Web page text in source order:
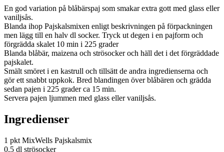
En god variation på blåbärspaj som smakar extra gott med glass eller
vaniljsås.
Blanda ihop Pajskalsmixen enligt beskrivningen på förpackningen
men lägg till en halv dl socker. Tryck ut degen i en pajform och
förgrädda skalet 10 min i 225 grader
Blanda blåbär, maizena och strösocker och häll det i det förgräddade
pajskalet.
Smält smöret i en kastrull och tillsätt de andra ingredienserna och
gör ett snabbt uppkok. Bred blandingen över blåbären och grädda
sedan pajen i 225 grader ca 15 min.
Servera pajen ljummen med glass eller vaniljsås.
Ingredienser
1 pkt MixWells Pajskalsmix
0,5 dl strösocker